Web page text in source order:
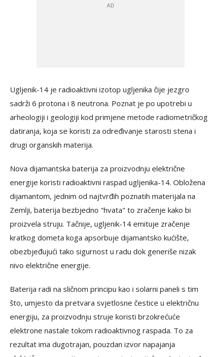
Ugljenik-14 je radioaktivni izotop ugljenika čije jezgro
sadrži 6 protona i 8 neutrona. Poznat je po upotrebi u
arheologiji i geologiji kod primjene metode radiometričkog
datiranja, koja se koristi za određivanje starosti stena i
drugi organskih materija.
Nova dijamantska baterija za proizvodnju električne
energije koristi radioaktivni raspad ugljenika-14. Obložena
dijamantom, jednim od najtvrđih poznatih materijala na
Zemlji, baterija bezbjedno "hvata" to zračenje kako bi
proizvela struju. Tačnije, ugljenik-14 emituje zračenje
kratkog dometa koga apsorbuje dijamantsko kućište,
obezbjeđujući tako sigurnost u radu dok generiše nizak
nivo električne energije.
Baterija radi na sličnom principu kao i solarni paneli s tim
što, umjesto da pretvara svjetlosne čestice u električnu
energiju, za proizvodnju struje koristi brzokrećuće
elektrone nastale tokom radioaktivnog raspada. To za
rezultat ima dugotrajan, pouzdan izvor napajanja